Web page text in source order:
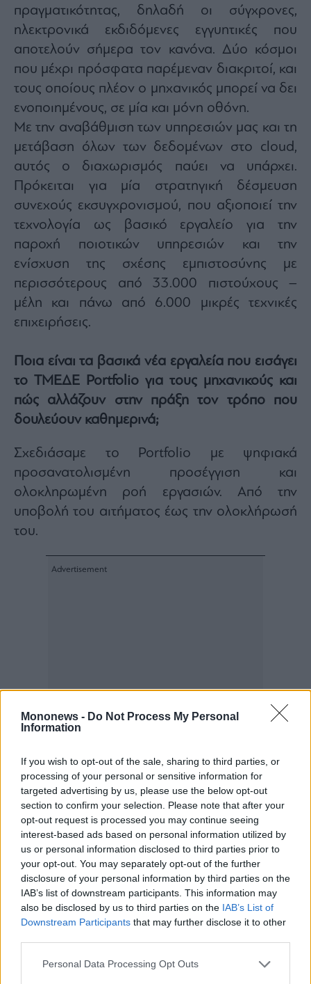
Mononews - Do Not Process My Personal
Information
If you wish to opt-out of the sale, sharing to third parties, or
processing of your personal or sensitive information for
targeted advertising by us, please use the below opt-out
section to confirm your selection. Please note that after your
opt-out request is processed you may continue seeing
interest-based ads based on personal information utilized by
us or personal information disclosed to third parties prior to
your opt-out. You may separately opt-out of the further
disclosure of your personal information by third parties on the
IAB’s list of downstream participants. This information may
also be disclosed by us to third parties on the IAB’s List of
Downstream Participants that may further disclose it to other
Personal Data Processing Opt Outs
πραγματικότητας, δηλαδή οι σύγχρονες,
ηλεκτρονικά εκδιδόμενες εγγυητικές που
αποτελούν σήμερα τον κανόνα. Δύο κόσμοι
που μέχρι πρόσφατα παρέμεναν διακριτοί, και
τους οποίους πλέον ο μηχανικός μπορεί να δει
ενοποιημένους, σε μία και μόνη οθόνη.
Με την αναβάθμιση των υπηρεσιών μας και τη
μετάβαση όλων των δεδομένων στο cloud,
αυτός ο διαχωρισμός παύει να υπάρχει.
Πρόκειται για μία στρατηγική δέσμευση
συνεχούς εκσυγχρονισμού, που αξιοποιεί την
τεχνολογία ως βασικό εργαλείο για την
παροχή ποιοτικών υπηρεσιών και την
ενίσχυση της σχέσης εμπιστοσύνης με
περισσότερους από 33.000 πιστούχους –
μέλη και πάνω από 6.000 μικρές τεχνικές
επιχειρήσεις.
Ποια είναι τα βασικά νέα εργαλεία που εισάγει
το ΤΜΕΔΕ Portfolio για τους μηχανικούς και
πώς αλλάζουν στην πράξη τον τρόπο που
δουλεύουν καθημερινά;
Σχεδιάσαμε το Portfolio με ψηφιακά
προσανατολισμένη προσέγγιση και
ολοκληρωμένη ροή εργασιών. Από την
υποβολή του αιτήματος έως την ολοκλήρωσή
του.